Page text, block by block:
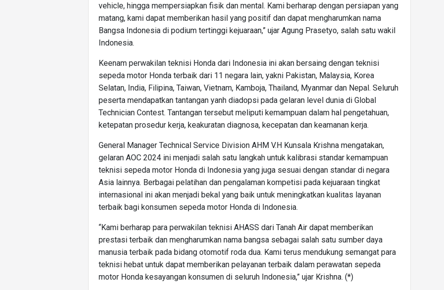
vehicle, hingga mempersiapkan fisik dan mental. Kami berharap dengan persiapan yang
matang, kami dapat memberikan hasil yang positif dan dapat mengharumkan nama
Bangsa Indonesia di podium tertinggi kejuaraan,” ujar Agung Prasetyo, salah satu wakil
Indonesia.
Keenam perwakilan teknisi Honda dari Indonesia ini akan bersaing dengan teknisi
sepeda motor Honda terbaik dari 11 negara lain, yakni Pakistan, Malaysia, Korea
Selatan, India, Filipina, Taiwan, Vietnam, Kamboja, Thailand, Myanmar dan Nepal. Seluruh
peserta mendapatkan tantangan yanh diadopsi pada gelaran level dunia di Global
Technician Contest. Tantangan tersebut meliputi kemampuan dalam hal pengetahuan,
ketepatan prosedur kerja, keakuratan diagnosa, kecepatan dan keamanan kerja.
General Manager Technical Service Division AHM V.H Kunsala Krishna mengatakan,
gelaran AOC 2024 ini menjadi salah satu langkah untuk kalibrasi standar kemampuan
teknisi sepeda motor Honda di Indonesia yang juga sesuai dengan standar di negara
Asia lainnya. Berbagai pelatihan dan pengalaman kompetisi pada kejuaraan tingkat
internasional ini akan menjadi bekal yang baik untuk meningkatkan kualitas layanan
terbaik bagi konsumen sepeda motor Honda di Indonesia.
“Kami berharap para perwakilan teknisi AHASS dari Tanah Air dapat memberikan
prestasi terbaik dan mengharumkan nama bangsa sebagai salah satu sumber daya
manusia terbaik pada bidang otomotif roda dua. Kami terus mendukung semangat para
teknisi hebat untuk dapat memberikan pelayanan terbaik dalam perawatan sepeda
motor Honda kesayangan konsumen di seluruh Indonesia,” ujar Krishna. (*)